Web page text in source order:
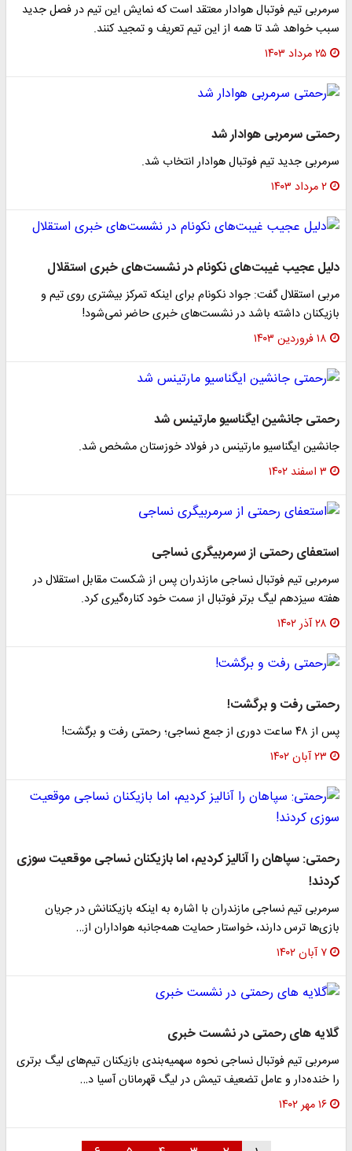
سرمربی تیم فوتبال هوادار معتقد است که نمایش این تیم در فصل جدید
سبب خواهد شد تا همه از این تیم تعریف و تمجید کنند.
۲۵ مرداد ۱۴۰۳
رحمتی سرمربی هوادار شد
سرمربی جدید تیم فوتبال هوادار انتخاب شد.
۲ مرداد ۱۴۰۳
دلیل عجیب غیبت‌های نکونام در نشست‌های خبری استقلال
مربی استقلال گفت: جواد نکونام برای اینکه تمرکز بیشتری روی تیم و
بازیکنان داشته باشد در نشست‌های خبری حاضر نمی‌شود!
۱۸ فروردین ۱۴۰۳
رحمتی جانشین ایگناسیو مارتینس شد
جانشین ایگناسیو مارتینس در فولاد خوزستان مشخص شد.
۳ اسفند ۱۴۰۲
استعفای رحمتی از سرمربیگری نساجی
سرمربی تیم فوتبال نساجی مازندران پس از شکست مقابل استقلال در
هفته سیزدهم لیگ برتر فوتبال از سمت خود کناره‌گیری کرد.
۲۸ آذر ۱۴۰۲
رحمتی رفت و برگشت!
پس از ۴۸ ساعت دوری از جمع نساجی؛ رحمتی رفت و برگشت!
۲۳ آبان ۱۴۰۲
رحمتی: سپاهان را آنالیز کردیم، اما بازیکنان نساجی موقعیت سوزی
کردند!
سرمربی تیم نساجی مازندران با اشاره به اینکه بازیکنانش در جریان
بازی‌ها ترس دارند، خواستار حمایت همه‌جانبه هواداران از…
۷ آبان ۱۴۰۲
گلایه های رحمتی در نشست خبری
سرمربی تیم فوتبال نساجی نحوه سهمیه‌بندی بازیکنان تیم‌های لیگ برتری
را خنده‌دار و عامل تضعیف تیمش در لیگ قهرمانان آسیا د…
۱۶ مهر ۱۴۰۲